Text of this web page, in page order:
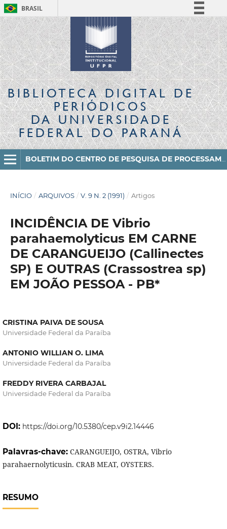
BRASIL
Simplifique!
Comunica BR
Participe
Acesso à informação
Legislação
Canais
BIBLIOTECA DIGITALDE
PERIÓDICOS
DA UNIVERSIDADE
FEDERAL DO PARANÁ
BOLETIM DO CENTRO DE PESQUISA DE PROCESSAMENTO DE ALIMENTOS
INÍCIO / ARQUIVOS / V. 9 N. 2 (1991) / Artigos
INCIDÊNCIA DE Vibrio
parahaemolyticus EM CARNE
DE CARANGUEIJO (Callinectes
SP) E OUTRAS (Crassostrea sp)
EM JOÃO PESSOA - PB*
CRISTINA PAIVA DE SOUSA
Universidade Federal da Paraíba
ANTONIO WILLIAN O. LIMA
Universidade Federal da Paraíba
FREDDY RIVERA CARBAJAL
Universidade Federal da Paraíba
DOI: https://doi.org/10.5380/cep.v9i2.14446
Palavras-chave: CARANGUEIJO, OSTRA, Vibrio
parahaernolyticusin. CRAB MEAT, OYSTERS.
RESUMO